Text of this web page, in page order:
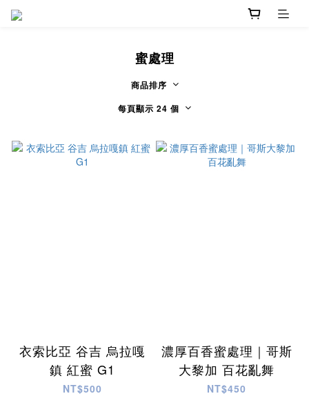
蜜處理
商品排序
每頁顯示 24 個
衣索比亞 谷吉 烏拉嘎
鎮 紅蜜 G1
NT$500
濃厚百香蜜處理｜哥斯
大黎加 百花亂舞
NT$450